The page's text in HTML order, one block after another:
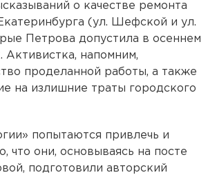
о качестве ремонта
(ул. Шефской и ул.
Петрова допустила в осеннем
Активистка, напомним,
проделанной работы, а также
на излишние траты городского
попытаются привлечь и
что они, основываясь на посте
подготовили авторский